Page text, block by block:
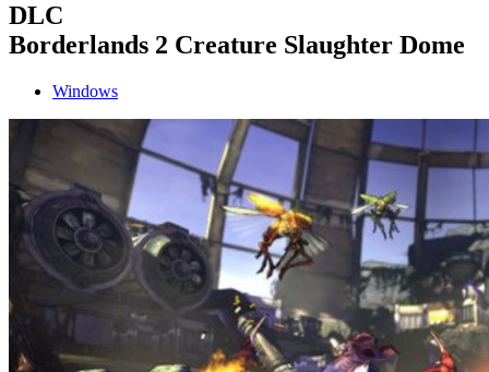
DLC
Borderlands 2 Creature Slaughter Dome
Windows